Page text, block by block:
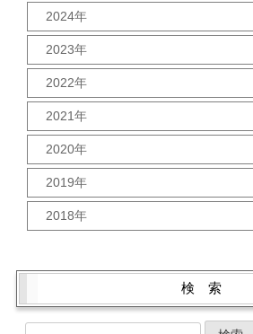
10月 (2)
9月 (2)
8月 (2)
7月 (2)
6月 (2)
5月 (3)
4月 (1)
3月 (2)
2月 (2)
1月 (3)
2024年
12月 (1)
11月 (2)
10月 (2)
9月 (2)
8月 (2)
7月 (2)
6月 (2)
5月 (2)
4月 (2)
3月 (1)
2月 (2)
2023年
12月 (2)
11月 (2)
10月 (2)
9月 (2)
8月 (2)
7月 (2)
6月 (2)
5月 (2)
4月 (2)
2022年
12月 (2)
11月 (2)
10月 (3)
9月 (3)
8月 (2)
6月 (2)
5月 (3)
2月 (2)
2021年
12月 (2)
11月 (2)
10月 (2)
9月 (5)
8月 (1)
5月 (2)
3月 (2)
2020年
12月 (2)
11月 (2)
10月 (2)
9月 (1)
7月 (3)
5月 (2)
4月 (4)
2019年
12月 (3)
11月 (1)
7月 (1)
6月 (4)
2018年
検 索